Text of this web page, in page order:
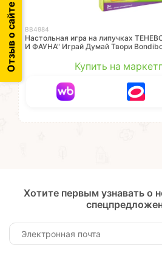
ВВ4984
Настольная игра на липучках
И ФАУНА" Играй Думай Твори
Купить на
Отзыв о сайте
Хотите первым узнавать о